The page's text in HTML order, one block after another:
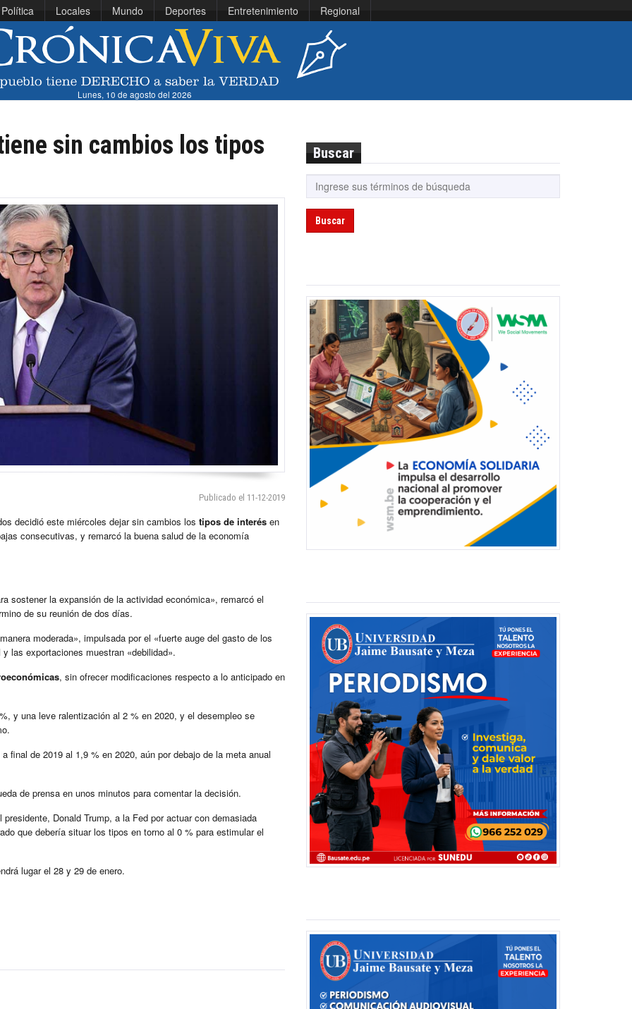
Política Locales Mundo Deportes Entretenimiento Regional
Lunes, 10 de agosto del 2026
sin cambios los tipos
Publicado el 11-12-2019
decidió este miércoles dejar sin cambios los tipos de interés en
consecutivas, y remarcó la buena salud de la economía
sostener la expansión de la actividad económica», remarcó el
de su reunión de dos días.
moderada», impulsada por el «fuerte auge del gasto de los
las exportaciones muestran «debilidad».
, sin ofrecer modificaciones respecto a lo anticipado en
y una leve ralentización al 2 % en 2020, y el desempleo se
final de 2019 al 1,9 % en 2020, aún por debajo de la meta anual
de prensa en unos minutos para comentar la decisión.
Donald Trump, a la Fed por actuar con demasiada
que debería situar los tipos en torno al 0 % para estimular el
lugar el 28 y 29 de enero.
Buscar
Buscar